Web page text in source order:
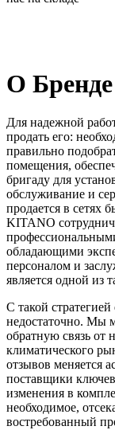
О
Для надежной
продать его:
правильно
помещения,
бригаду для
обслуживание и
продается в сетях
KITANO
обладающими
персоналом и
является одной из
С такой
недостаточно. Мы
обратную связь от
климатического
отзывов меняется
поставщики
изменения в
необходимое,
востребованный